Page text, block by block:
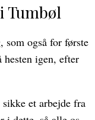
også for første
hesten igen, efter
et arbejde fra